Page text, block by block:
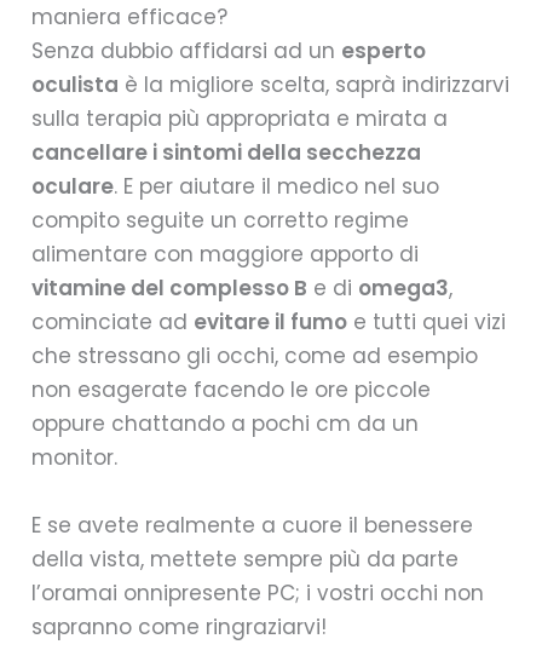
maniera efficace?
Senza dubbio affidarsi ad un esperto
oculista è la migliore scelta, saprà indirizzarvi
sulla terapia più appropriata e mirata a
cancellare i sintomi della secchezza
oculare. E per aiutare il medico nel suo
compito seguite un corretto regime
alimentare con maggiore apporto di
vitamine del complesso B e di omega3,
cominciate ad evitare il fumo e tutti quei vizi
che stressano gli occhi, come ad esempio
non esagerate facendo le ore piccole
oppure chattando a pochi cm da un
monitor.
E se avete realmente a cuore il benessere
della vista, mettete sempre più da parte
l’oramai onnipresente PC; i vostri occhi non
sapranno come ringraziarvi!